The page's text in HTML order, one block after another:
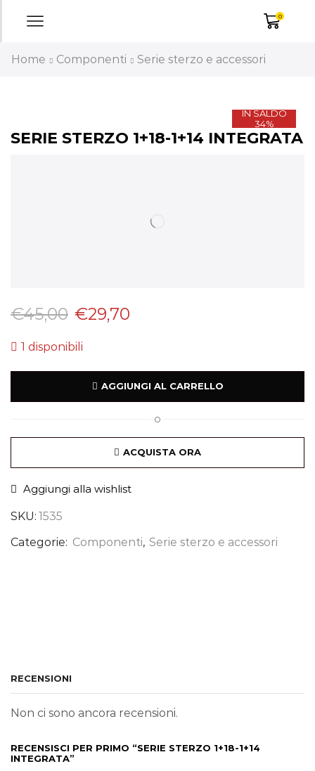
0
Home Componenti Serie sterzo e accessori
IN SALDO
34%
SERIE STERZO 1+18-1+14 INTEGRATA
€45,00 €29,70
1 disponibili
AGGIUNGI AL CARRELLO
O
ACQUISTA ORA
Aggiungi alla wishlist
SKU: 1535
Categorie: Componenti, Serie sterzo e accessori
RECENSIONI
Non ci sono ancora recensioni.
RECENSISCI PER PRIMO “SERIE STERZO 1+18-1+14
INTEGRATA”